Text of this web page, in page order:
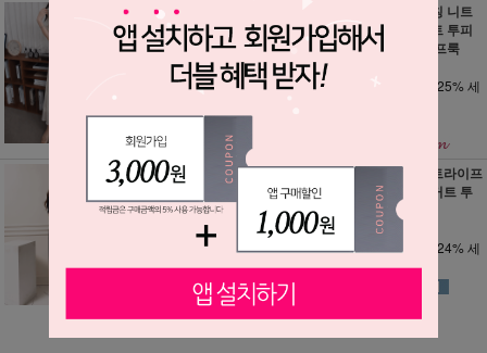
Set / 헤리츠 플라
워 자수 시스루 셔
츠 롱스커트 투피
스 세트
69,900원
일)
루미르 펀칭 니트
집업 스커트 투피
스 세트 골프룩
(25% 세
어깨패드 / 노아 퍼
팬츠 트레이닝 세
48,900원(27% 세
삐삐롱 스트라이프
나시 롱스커트 투
피스 셋업
45,900원
34,900원
(24% 세
일)